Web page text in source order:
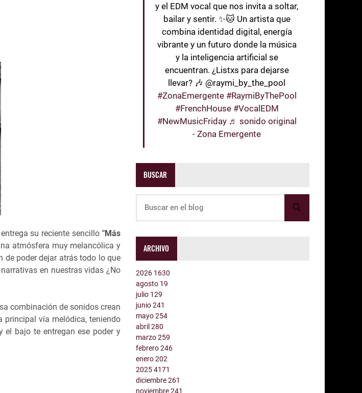
su reciente sencillo"Más
atmósfera muy melancólica y
de poder dejar atrás todo lo que
en nuestras vidas ¿No
combinación de sonidos crean
principal vía melódica, teniendo
bajo te entregan ese poder y
y el EDM vocal que nos invita a soltar,
bailar y sentir. ✨🐱 Un artista que
combina identidad digital, energía
vibrante y un futuro donde la música
y la inteligencia artificial se
encuentran. ¿Listxs para dejarse
llevar? 🎶 @raymi_by_the_pool
#ZonaEmergente #RaymiByThePool
#FrenchHouse #VocalEDM
#NewMusicFriday ♬ sonido original
- Zona Emergente
BUSCAR
ARCHIVO
2026 1630
agosto 19
julio 129
junio241
mayo254
abril280
marzo259
febrero246
enero202
20254171
diciembre261
noviembre241